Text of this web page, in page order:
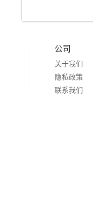
公司
关于我们
隐私政策
联系我们